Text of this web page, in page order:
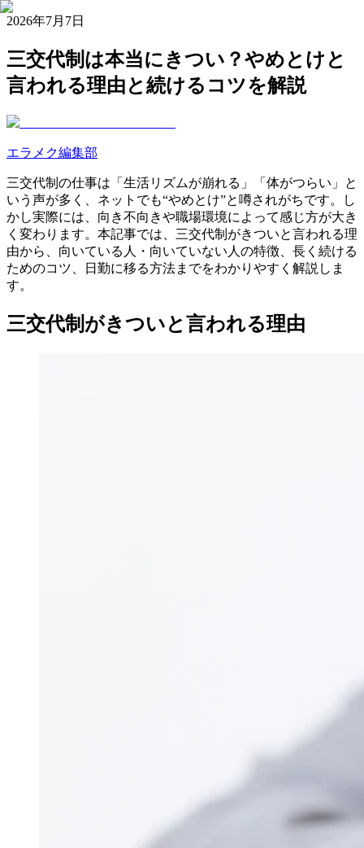
2026年7月7日
三交代制は本当にきつい？やめとけと
言われる理由と続けるコツを解説
エラメク編集部
三交代制の仕事は「生活リズムが崩れる」「体がつらい」と
いう声が多く、ネットでも“やめとけ”と噂されがちです。し
かし実際には、向き不向きや職場環境によって感じ方が大き
く変わります。本記事では、三交代制がきついと言われる理
由から、向いている人・向いていない人の特徴、長く続ける
ためのコツ、日勤に移る方法までをわかりやすく解説しま
す。
三交代制がきついと言われる理由